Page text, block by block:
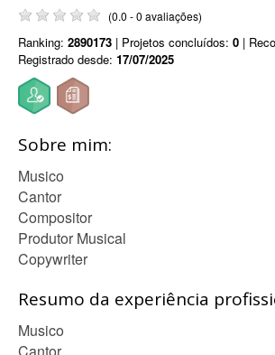
(0.0 - 0 avaliações)
Ranking: 2890173 | Projetos concluídos: 0 |
Registrado desde: 17/07/2025
Sobre mim:
Musico
Cantor
Compositor
Produtor Musical
Copywriter
Resumo da experiência
Musico